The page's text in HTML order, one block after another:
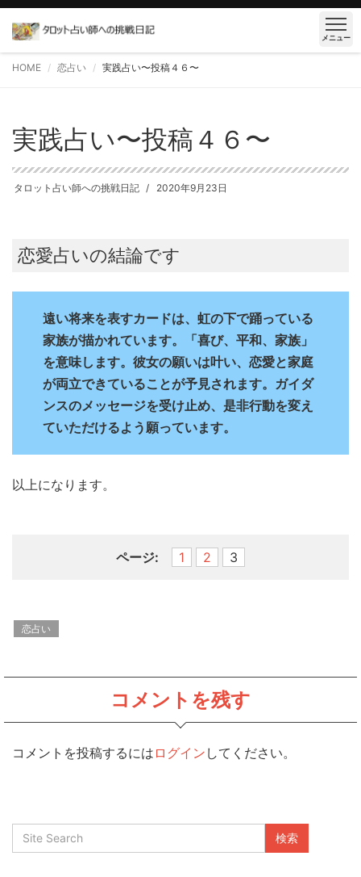
メニュー
HOME 恋占い 実践占い〜投稿４６〜
実践占い〜投稿４６〜
タロット占い師への挑戦日記 2020年9月23日
恋愛占いの結論です
遠い将来を表すカードは、虹の下で踊っている
家族が描かれています。「喜び、平和、家族」
を意味します。彼女の願いは叶い、恋愛と家庭
が両立できていることが予見されます。ガイダ
ンスのメッセージを受け止め、是非行動を変え
ていただけるよう願っています。
以上になります。
ページ: 1 2 3
恋占い
コメントを残す
コメントを投稿するには ログイン してください。